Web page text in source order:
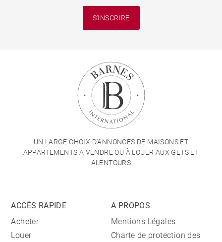
S'INSCRIRE
UN LARGE CHOIX D'ANNONCES DE MAISONS ET
APPARTEMENTS À VENDRE OU À LOUER AUX GETS ET
ALENTOURS
ACCÈS RAPIDE
Acheter
Louer
A PROPOS
Mentions Légales
Charte de protection des